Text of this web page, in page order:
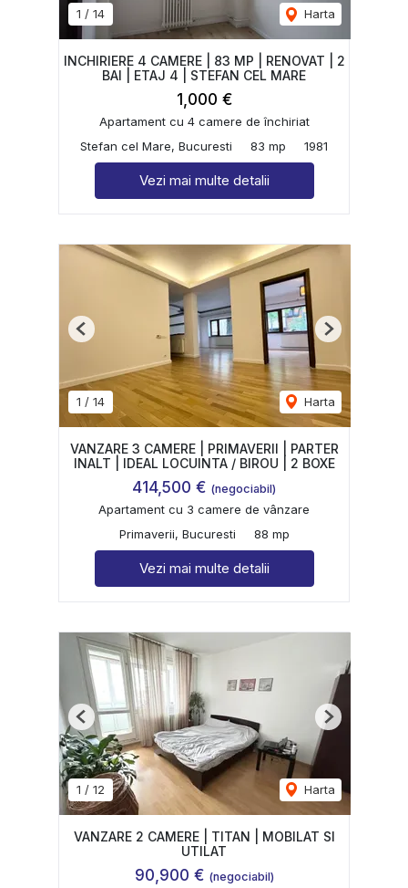
1 / 14 Harta
INCHIRIERE 4 CAMERE | 83 MP | RENOVAT | 2
BAI | ETAJ 4 | STEFAN CEL MARE
1,000 €
Apartament cu 4 camere de închiriat
Stefan cel Mare, Bucuresti
83 mp 1981
Vezi mai multe detalii
1 / 14 Harta
Previous Next
VANZARE 3 CAMERE | PRIMAVERII | PARTER
INALT | IDEAL LOCUINTA / BIROU | 2 BOXE
414,500 € (negociabil)
Apartament cu 3 camere de vânzare
Primaverii, Bucuresti
88 mp
Vezi mai multe detalii
1 / 12 Harta
Previous Next
VANZARE 2 CAMERE | TITAN | MOBILAT SI
UTILAT
90,900 € (negociabil)